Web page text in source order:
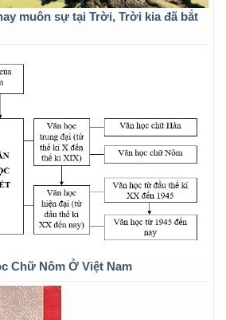
muôn sự tại Trời, Trời kia đã bắt
Chữ Nôm Ở Việt Nam